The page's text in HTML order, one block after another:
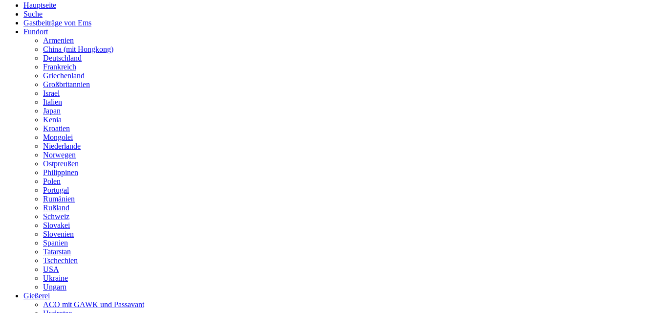
Hauptseite
Suche
Gastbeiträge von Ems
Fundort
Armenien
China (mit Hongkong)
Deutschland
Frankreich
Griechenland
Großbritannien
Israel
Italien
Japan
Kenia
Kroatien
Mongolei
Niederlande
Norwegen
Ostpreußen
Philippinen
Polen
Portugal
Rumänien
Rußland
Schweiz
Slovakei
Slovenien
Spanien
Tatarstan
Tschechien
USA
Ukraine
Ungarn
Gießerei
ACO mit GAWK und Passavant